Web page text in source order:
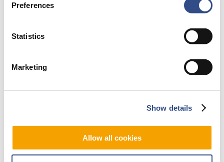
Preferences
Statistics
Marketing
Show details
Allow all cookies
Baanrenovatie:
aanbrengen deklaag